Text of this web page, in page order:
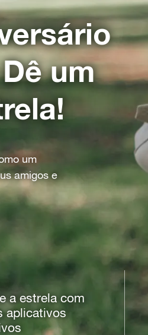
um
um
amigos e
a estrela com
aplicativos